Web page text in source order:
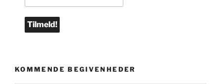
KOMMENDE BEGIVENHEDER